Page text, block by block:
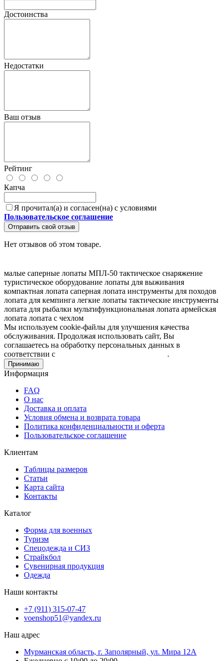
Достоинства
Недостатки
Ваш отзыв
Рейтинг
Капча
Я прочитал(а) и согласен(на) с условиями
Пользовательское соглашение
Отправить свой отзыв
Нет отзывов об этом товаре.
малые саперные лопаты МПЛ-50 тактическое снаряжение
туристическое оборудование лопаты для выживания
компактная лопата саперная лопата инструменты для походов
лопата для кемпинга легкие лопаты тактические инструменты
лопата для рыбалки мультифункциональная лопата армейская
лопата лопата с чехлом
Мы используем cookie-файлы для улучшения качества
обслуживания. Продолжая использовать сайт, Вы
соглашаетесь на обработку персональных данных в
соответствии с
.
Принимаю
Информация
FAQ
О нас
Доставка и оплата
Условия обмена и возврата товара
Политика конфиденциальности и оферта
Пользовательское соглашение
Клиентам
Таблицы размеров
Статьи
Карта сайта
Контакты
Каталог
Форма для военных
Туризм
Спецодежда и СИЗ
Страйкбол
Сувенирная продукция
Одежда
Наши контакты
+7 (911) 315-07-47
voenshop51@yandex.ru
Наш адрес
Мурманская область, г. Заполярный, ул. Мира 12А